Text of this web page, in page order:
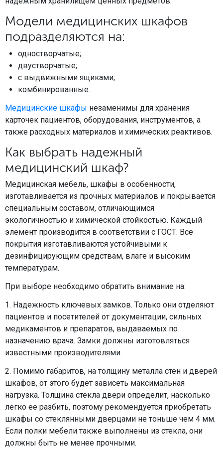
Модели медицинских шкафов
подразделяются на:
одностворчатые;
двустворчатые;
с выдвижными ящиками;
комбинированные.
Медицинские шкафы незаменимы для хранения
карточек пациентов, оборудования, инструментов, а
также расходных материалов и химических реактивов.
Как выбрать надежный
медицинский шкаф?
Медицинская мебель, шкафы в особенности,
изготавливается из прочных материалов и покрывается
специальным составом, отличающимся
экологичностью и химической стойкостью. Каждый
элемент производится в соответствии с ГОСТ. Все
покрытия изготавливаются устойчивыми к
дезинфицирующим средствам, влаге и высоким
температурам.
При выборе необходимо обратить внимание на:
1. Надежность ключевых замков. Только они отделяют
пациентов и посетителей от документации, сильных
медикаментов и препаратов, выдаваемых по
назначению врача. Замки должны изготовляться
известными производителями.
2. Помимо габаритов, на толщину металла стен и дверей
шкафов, от этого будет зависеть максимальная
нагрузка. Толщина стекла двери определит, насколько
легко ее разбить, поэтому рекомендуется приобретать
шкафы со стеклянными дверцами не тоньше чем 4 мм.
Если полки мебели также выполнены из стекла, они
должны быть не менее прочными.